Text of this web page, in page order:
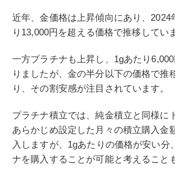
近年、金価格は上昇傾向にあり、2024
り13,000円を超える価格で推移してい
一方プラチナも上昇し、1gあたり
りましたが、金の半分以下の価格で推
り、その割安感が注目されています。
プラチナ積立では 、純金積立と同様
あらかじめ設定した月々の積立購入金
入しますが、1gあたりの価格が安い分
ナを購入することが可能と考えること